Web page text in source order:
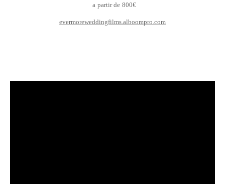
a partir de 800€
evermoreweddingfilms.alboompro.com